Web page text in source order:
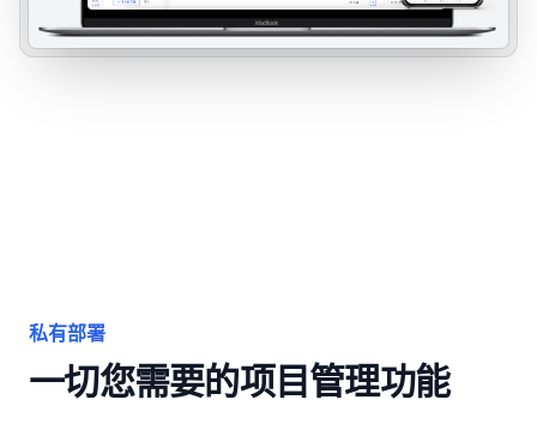
私有部署
一切您需要的项目管理功能